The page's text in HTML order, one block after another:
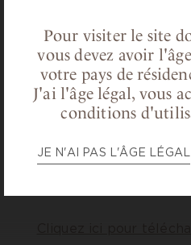
Pour visiter le site
vous devez avoir
votre pays de
J'ai l'âge légal, vous
conditions
JE N'AI PAS L'ÂGE LÉGAL
Vendredi 13 févier
Samedi 14 février
Lundi 16 février